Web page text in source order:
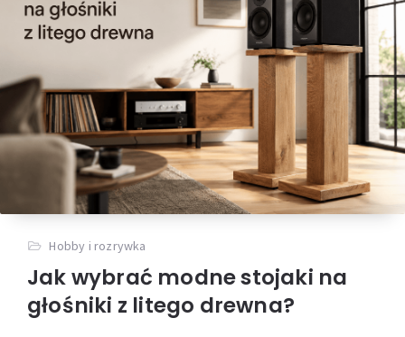
Hobby i rozrywka
Jak wybrać modne stojaki na
głośniki z litego drewna?